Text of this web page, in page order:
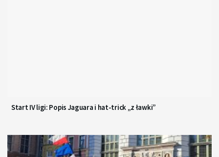
Start IV ligi: Popis Jaguara i hat-trick „z ławki”